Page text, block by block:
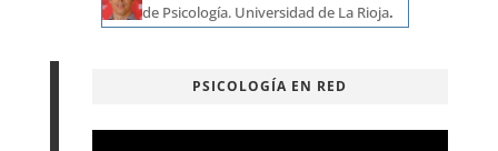
de Psicología. Universidad de La Rioja.
PSICOLOGÍA EN RED